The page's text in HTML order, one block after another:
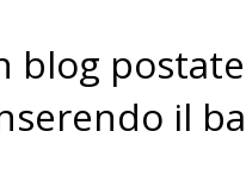
blog
il